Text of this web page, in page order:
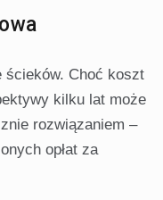
ścieków. Choć koszt
kilku lat może
rozwiązaniem –
opłat za